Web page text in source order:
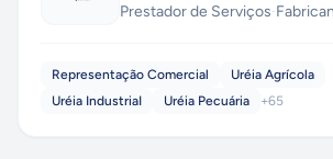
Prestador de Serviços·
Representação Comercial
Uréia Agrícola
Uréia IndustriaI
Uréia Pecuária +65